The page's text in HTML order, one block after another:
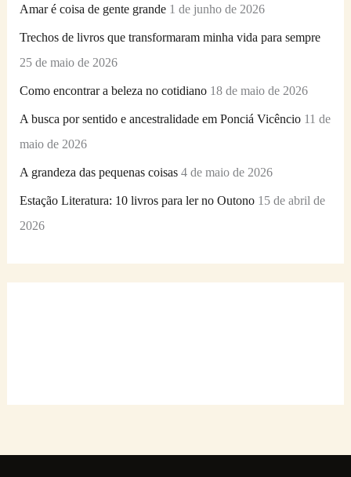
Amar é coisa de gente grande 1 de junho de 2026
Trechos de livros que transformaram minha vida para sempre
25 de maio de 2026
Como encontrar a beleza no cotidiano 18 de maio de 2026
A busca por sentido e ancestralidade em Ponciá Vicêncio 11 de
maio de 2026
A grandeza das pequenas coisas 4 de maio de 2026
Estação Literatura: 10 livros para ler no Outono 15 de abril de
2026